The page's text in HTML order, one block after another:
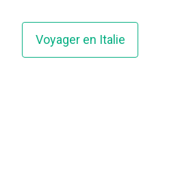
Voyager en Italie